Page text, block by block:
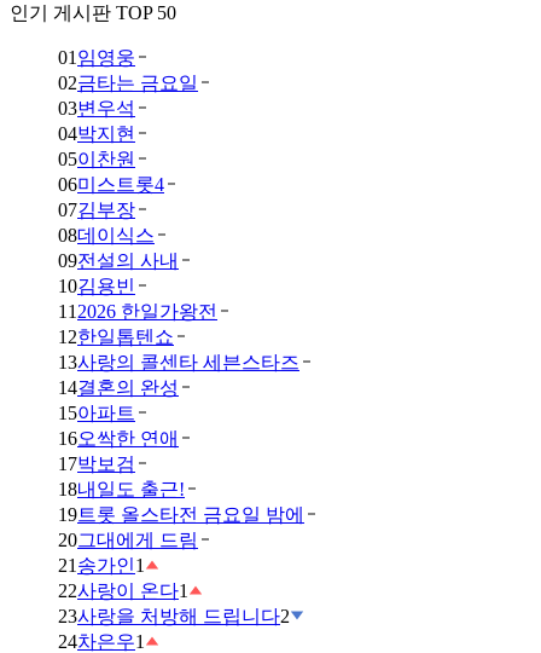
인기 게시판 TOP 50
01 임영웅
02금타는 금요일
03변우석
04박지현
05이찬원
06미스트롯4
07김부장
08데이식스
09전설의 사내
10김용빈
11 2026 한일가왕전
12한일톱텐쇼
13사랑의 콜센타 세븐스타즈
14결혼의 완성
15아파트
16오싹한 연애
17박보검
18내일도 출근!
19트롯 올스타전 금요일 밤에
20그대에게 드림
21 송가인1
22사랑이 온다1
23사랑을 처방해 드립니다2
24차은우1